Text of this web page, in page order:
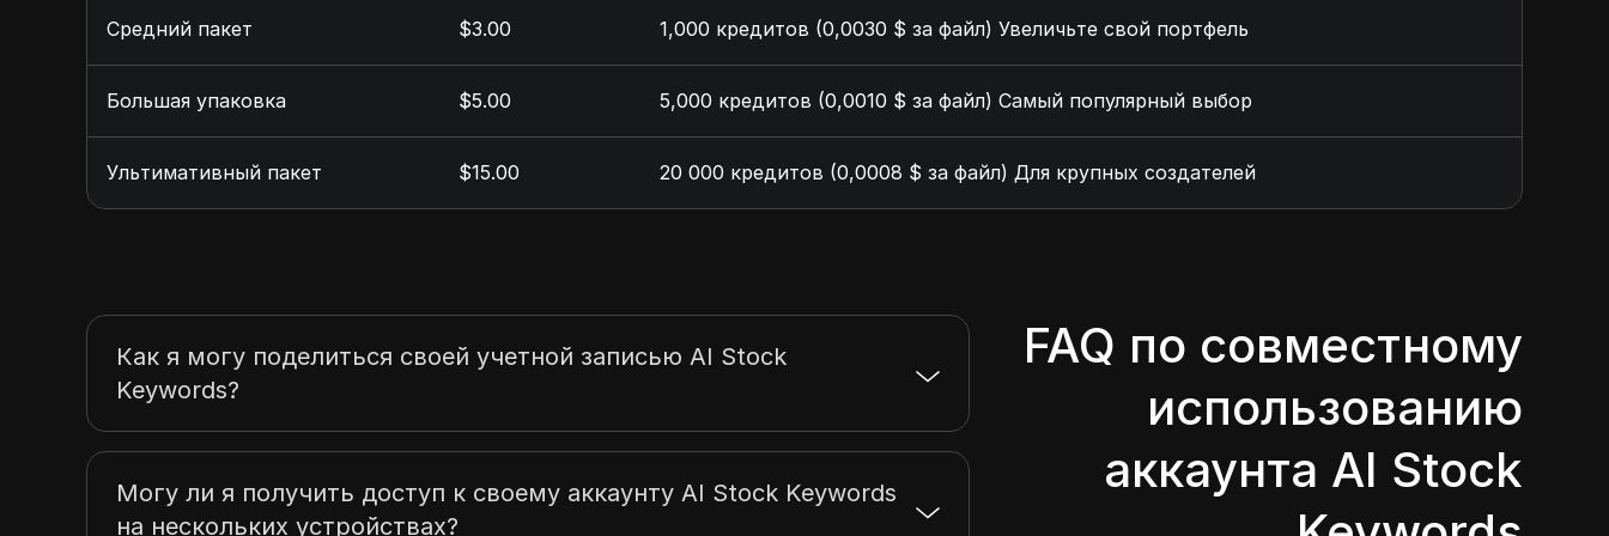
Средний пакет $3.00 1,000 кредитов (0,0030 $ за файл) Увеличьте свой портфель
Большая упаковка $5.00 5,000 кредитов (0,0010 $ за файл) Самый популярный выбор
Ультимативный пакет $15.00 20 000 кредитов (0,0008 $ за файл) Для крупных создателей
FAQ по совместному
использованию
аккаунта AI Stock
Как я могу поделиться своей учетной записью AI Stock
Keywords?
Могу ли я получить доступ к своему аккаунту AI Stock Keywords
на нескольких устройствах?